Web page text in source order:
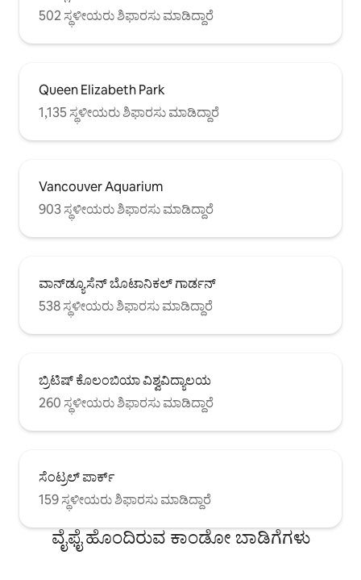
502 ಸ್ಥಳೀಯರು ಶಿಫಾರಸು ಮಾಡಿದ್ದಾರೆ
Queen Elizabeth Park
1,135 ಸ್ಥಳೀಯರು ಶಿಫಾರಸು ಮಾಡಿದ್ದಾರೆ
Vancouver Aquarium
903 ಸ್ಥಳೀಯರು ಶಿಫಾರಸು ಮಾಡಿದ್ದಾರೆ
ವಾನ್‌ಡ್ಯೂಸೆನ್ ಬೊಟಾನಿಕಲ್ ಗಾರ್ಡನ್
538 ಸ್ಥಳೀಯರು ಶಿಫಾರಸು ಮಾಡಿದ್ದಾರೆ
ಬ್ರಿಟಿಷ್ ಕೊಲಂಬಿಯಾ ವಿಶ್ವವಿದ್ಯಾಲಯ
260 ಸ್ಥಳೀಯರು ಶಿಫಾರಸು ಮಾಡಿದ್ದಾರೆ
ಸೆಂಟ್ರಲ್ ಪಾರ್ಕ್
159 ಸ್ಥಳೀಯರು ಶಿಫಾರಸು ಮಾಡಿದ್ದಾರೆ
ವೈಫೈ ಹೊಂದಿರುವ ಕಾಂಡೋ ಬಾಡಿಗೆಗಳು